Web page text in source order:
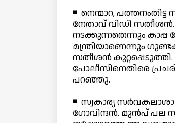
◾ നെന്മാറ,
നേതാവ് വിഡി
നടക്കുന്നതെന്നും കാപ്പ
മന്ത്രിയാണെന്നും
സതീശന്‍
പോലീസിനെതിരെ
പറഞ്ഞു.
◾ സ്വകാര്യ
ഗോവിന്ദന്‍. മുന്‍പ് പല